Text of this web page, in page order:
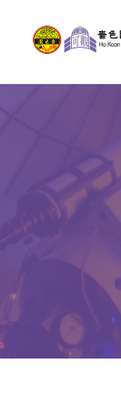
天文館
博物天地
比賽/專題計劃
聯絡我們
SEARCH